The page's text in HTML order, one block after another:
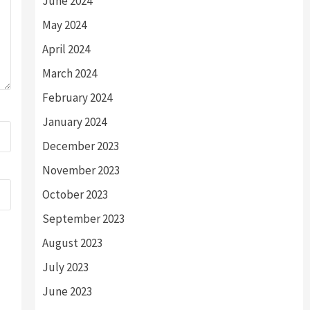
May 2024
April 2024
March 2024
February 2024
January 2024
December 2023
November 2023
October 2023
September 2023
August 2023
July 2023
June 2023